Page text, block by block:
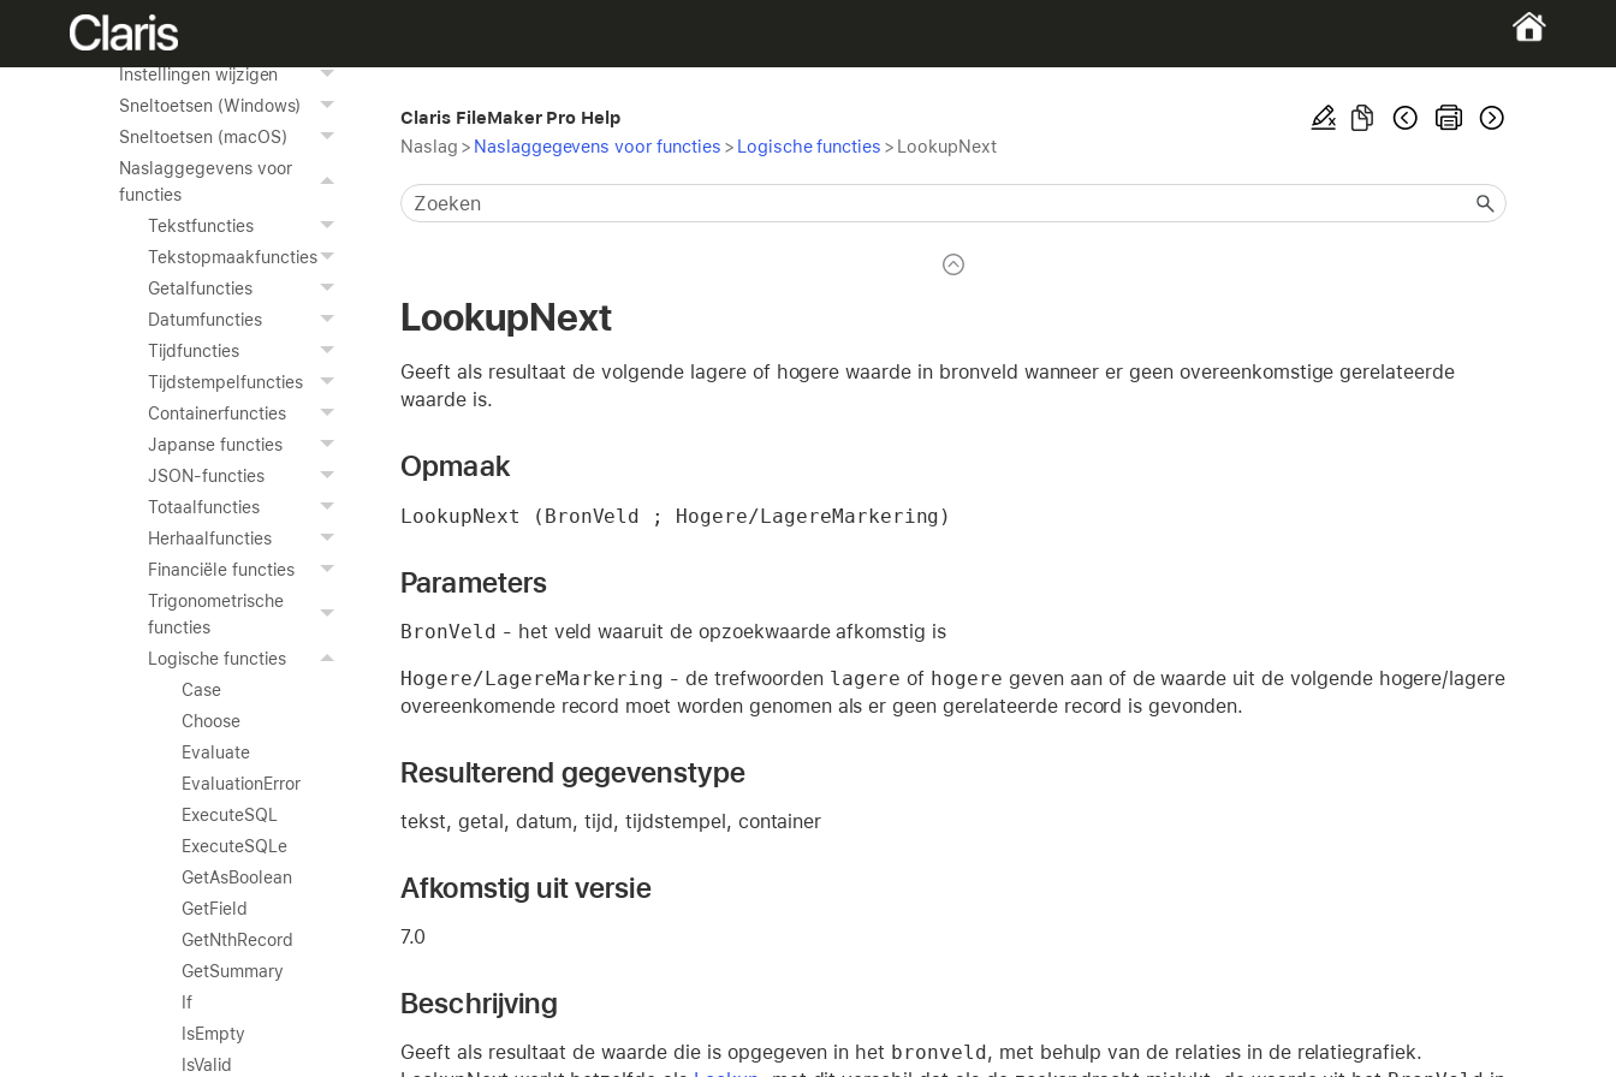
Naslag
Instellingen wijzigen
Sneltoetsen (Windows)
Sneltoetsen (macOS)
Naslaggegevens voor
functies
Tekstfuncties
Tekstopmaakfuncties
Getalfuncties
Datumfuncties
Tijdfuncties
Tijdstempelfuncties
Containerfuncties
Japanse functies
JSON-functies
Totaalfuncties
Herhaalfuncties
Financiële functies
Trigonometrische
functies
Logische functies
Case
Choose
Evaluate
EvaluationError
ExecuteSQL
ExecuteSQLe
GetAsBoolean
GetField
GetNthRecord
GetSummary
If
IsEmpty
IsValid
Claris FileMaker Pro Help
Naslag > Naslaggegevens voor functies > Logische functies > LookupNext
LookupNext
Geeft als resultaat de volgende lagere of hogere waarde in bronveld wanneer er geen overeenkomstige gerelateerde
waarde is.
Opmaak
LookupNext (BronVeld ; Hogere/LagereMarkering)
Parameters
BronVeld - het veld waaruit de opzoekwaarde afkomstig is
Hogere/LagereMarkering - de trefwoorden lagere of hogere geven aan of de waarde uit de volgende hogere/lagere
overeenkomende record moet worden genomen als er geen gerelateerde record is gevonden.
Resulterend gegevenstype
tekst, getal, datum, tijd, tijdstempel, container
Afkomstig uit versie
7.0
Beschrijving
Geeft als resultaat de waarde die is opgegeven in het bronveld, met behulp van de relaties in de relatiegrafiek.